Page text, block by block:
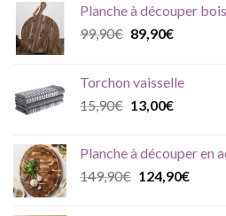
Planche à découper
99,90€ Le
était :
99,90€.
89,90€Le
est :
89,90€.
Torchon vaisselle
15,90€ Le
était :
15,90€.
13,00€Le
est :
13,00€.
Planche à découper en
149,90€ Le
124,90€Le